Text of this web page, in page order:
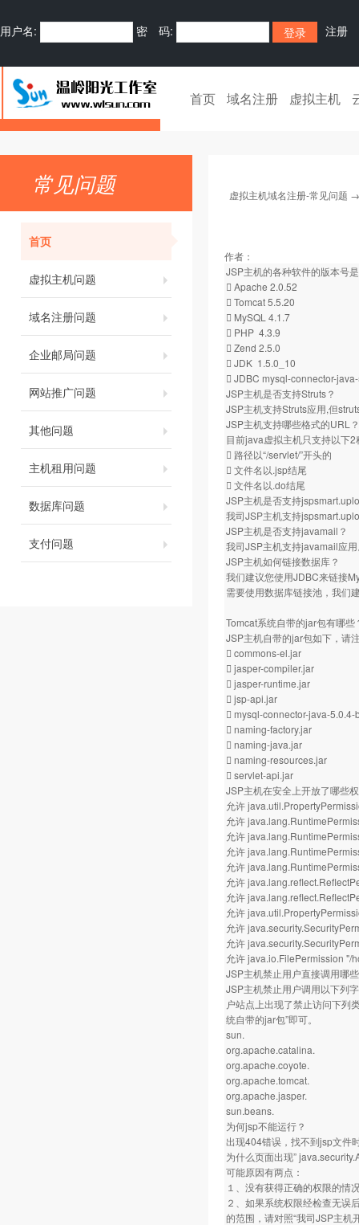
用户名: 密 码: 注册
首页 域名注册 虚拟主机
常见问题
首页
虚拟主机问题
域名注册问题
企业邮局问题
网站推广问题
其他问题
主机租用问题
数据库问题
支付问题
虚拟主机域名注册-常见问题
作者：
JSP主机的各种软件的版本号
 Apache 2.0.52
 Tomcat 5.5.20
 MySQL 4.1.7
 PHP 4.3.9
 Zend 2.5.0
 JDK 1.5.0_10
 JDBC mysql-connector-
JSP主机是否支持Struts？
JSP主机支持Struts应用,但
JSP主机支持哪些格式的URL？
目前java虚拟主机只支持以下2
 路径以“/servlet/”开头的
 文件名以.jsp结尾
 文件名以.do结尾
JSP主机是否支持
我司JSP主机支持
JSP主机是否支持javamail？
我司JSP主机支持javamail应
JSP主机如何链接数据库？
我们建议您使用JDBC来链接
需要使用数据库链接池，我们
Tomcat系统自带的jar包有哪些
JSP主机自带的jar包如下，请
 commons-el.jar
 jasper-compiler.jar
 jasper-runtime.jar
 jsp-api.jar
 mysql-connector-java-5.0.4-
 naming-factory.jar
 naming-java.jar
 naming-resources.jar
 servlet-api.jar
JSP主机在安全上开放了哪些
允许
允许
允许
允许
允许
允许
允许
允许
允许
允许
允许 java.io.FilePermission "/
JSP主机禁止用户直接调用哪
JSP主机禁止用户调用以下列
户站点上出现了禁止访问下列
统自带的jar包”即可。
sun.
org.apache.catalina.
org.apache.coyote.
org.apache.tomcat.
org.apache.jasper.
sun.beans.
为何jsp不能运行？
出现404错误，找不到jsp文件
为什么页面出现”
可能原因有两点：
１、没有获得正确的权限的情
２、如果系统权限经检查无误
的范围，请对照“我司JSP主机